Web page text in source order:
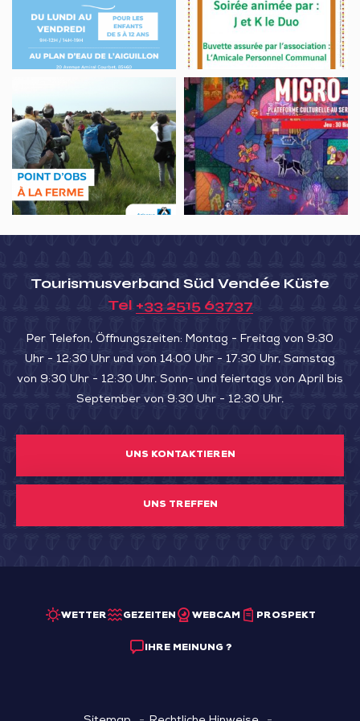
d’eau
Festiv’Michelaise
WANDERUNG
„DIE
VÖGEL
DES
BAUERNHOFS
DIXMERIE“
Jeu
vidéo,
30
Birds
Tourismusverband Süd Vendée Küste
Tel +33 2515 63737
Per Telefon, Öffnungszeiten: Montag - Freitag von 9:30
Uhr - 12:30 Uhr und von 14:00 Uhr - 17:30 Uhr, Samstag
von 9:30 Uhr - 12:30 Uhr. Sonn- und feiertags von April bis
September von 9:30 Uhr - 12:30 Uhr.
UNS KONTAKTIEREN
UNS TREFFEN
WETTER GEZEITEN WEBCAM PROSPEKT
IHRE MEINUNG ?